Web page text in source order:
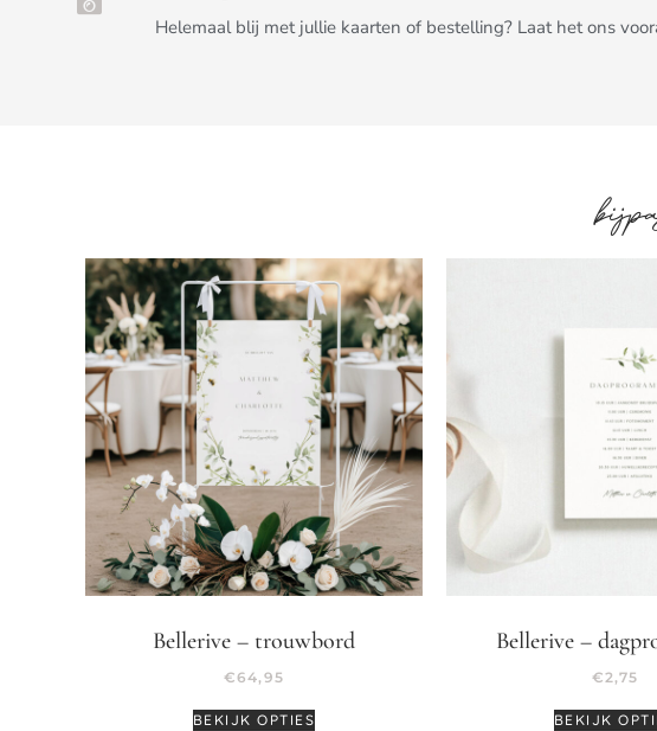
Helemaal blij met jullie kaarten of bestelling? Laat het ons
Bellerive – trouwbord
€64,95
BEKIJK OPTIES
Bellerive –
€2,75
BEKIJK